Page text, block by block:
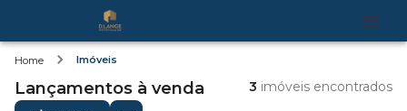
Home Imóveis
Lançamentos à venda 3 imóveis encontrados